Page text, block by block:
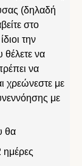
(δηλαδή
στο
την
να
να
χρεώνεστε με
με
θα
ημέρες